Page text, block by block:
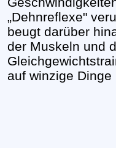
„Dehnreflexe"
beugt darüber
der Muskeln und
auf winzige